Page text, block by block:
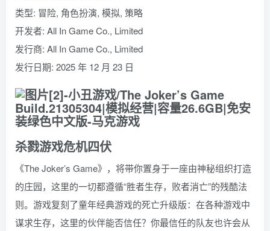
类型: 冒险, 角色扮演, 模拟, 策略
开发者: All In Game Co., Limited
发行商: All In Game Co., Limited
发行日期: 2025 年 12 月 23 日
杀戮游戏危机四伏
《The Joker’s Game》，将带你置身于一座由神秘组织打造
的庄园，这里的一切都遵循“胜者生存，败者消亡”的残酷法
则。游戏复刻了童年经典游戏的死亡升级版：在各种游戏中
谋求生存，这里的伙伴能否信任？你最信任的队友也许会从